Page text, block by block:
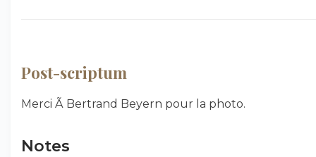
Post-scriptum
Merci Ã Bertrand Beyern pour la photo.
Notes